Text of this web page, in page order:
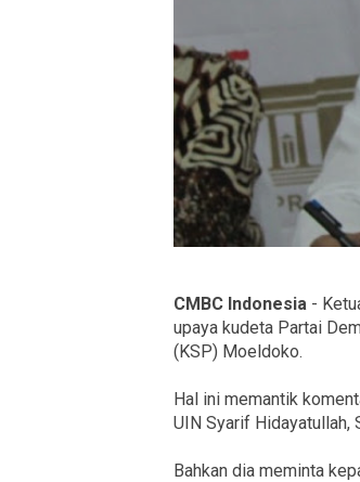
CMBC Indonesia -
upaya kudeta Partai
(KSP) Moeldoko.
Hal ini memantik
UIN Syarif Hidayatullah,
Bahkan dia meminta